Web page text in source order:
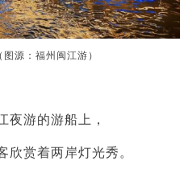
源：福州闽江游）
夜游的游船上，
欣赏着两岸灯光秀。